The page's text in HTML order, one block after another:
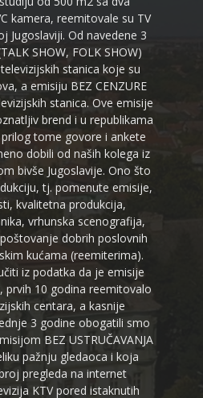
kamera, reemitovale su TV
Jugoslaviji. Od navedene 3
SHOW, FOLK SHOW)
stanica koje su
a emisiju BEZ CENZURE
stanica. Ove emisije
brend i u republikama
prilog tome govore i ankete
dobili od naših kolega iz
bivše Jugoslavije. Ono što
tj. pomenute emisije,
kvalitetna produkcija,
vrhunska scenografija,
dobrih poslovnih
kućama (reemiterima).
iz podatka da je emisije
prvih 10 godina reemitovalo
centara, a kasnije
3 godine obogatili smo
BEZ USTRUČAVANJA
pažnju gledaoca i koja
pregleda na internet
KTV pored istaknutih